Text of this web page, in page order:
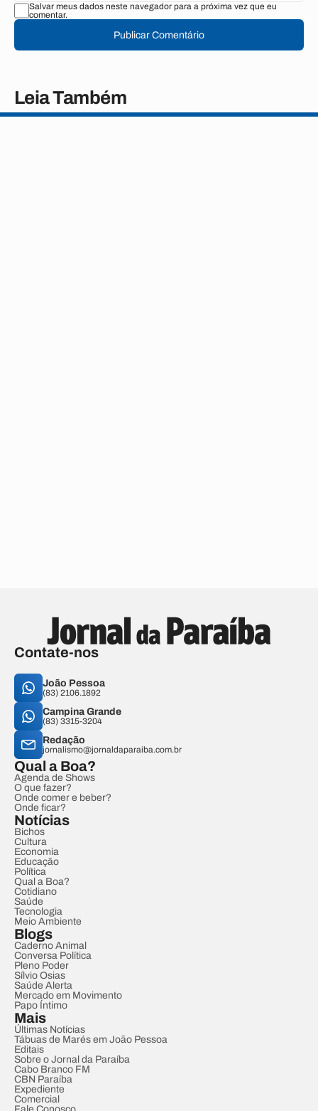
Salvar meus dados neste navegador para a próxima vez que eu
comentar.
Publicar Comentário
Leia Também
Contate-nos
João Pessoa
(83) 2106.1892
Campina Grande
(83) 3315-3204
Redação
jornalismo@jornaldaparaiba.com.br
Qual a Boa?
Agenda de Shows
O que fazer?
Onde comer e beber?
Onde ficar?
Notícias
Bichos
Cultura
Economia
Educação
Política
Qual a Boa?
Cotidiano
Saúde
Tecnologia
Meio Ambiente
Blogs
Caderno Animal
Conversa Política
Pleno Poder
Sílvio Osias
Saúde Alerta
Mercado em Movimento
Papo Íntimo
Mais
Últimas Notícias
Tábuas de Marés em João Pessoa
Editais
Sobre o Jornal da Paraíba
Cabo Branco FM
CBN Paraíba
Expediente
Comercial